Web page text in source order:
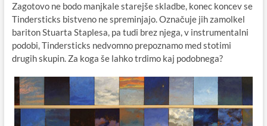
Zagotovo ne bodo manjkale starejše skladbe, konec koncev se
Tindersticks bistveno ne spreminjajo. Označuje jih zamolkel
bariton Stuarta Staplesa, pa tudi brez njega, v instrumentalni
podobi, Tindersticks nedvomno prepoznamo med stotimi
drugih skupin. Za koga še lahko trdimo kaj podobnega?